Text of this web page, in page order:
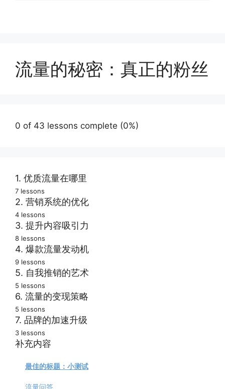
流量的秘密：真正的粉丝
0 of 43 lessons complete (0%)
1. 优质流量在哪里
成功不是一场意外
我的营销没有效果
你希望达成的目标
构建订阅用户列表
获得持续流量增长
避开低端引流陷阱
吸引真正优质客户
7 lessons
2. 营销系统的优化
如何有效吸引订阅
从陌生人到忠实粉
销售的模式与时机
起步期的几个选择
4 lessons
3. 提升内容吸引力
建立你的流量机器
赢得粉丝三个武器
吸引买家轻松创意
360度头脑风暴策略
创造高质量的内容
富有吸引力的标题
快速创作优质内容
8 lessons
4. 爆款流量发动机
快速流量真正秘密
如何设计爆款长文
爆款长文编辑发布
撰写分步操作指南
9 lessons
5. 自我推销的艺术
快出发搭上顺风车
向全世界推广生意
轻松愉快打怪升级
5 lessons
6. 流量的变现策略
流量快速变现方式
推动客户立即购买
5 lessons
7. 品牌的加速升级
上台演讲扩大影响
建立能打仗的队伍
持续打造优质品牌
3 lessons
补充内容
最佳的标题：小测试
流量问答